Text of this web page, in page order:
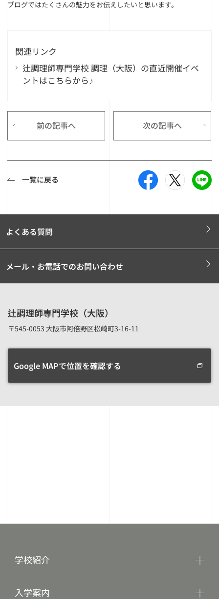
ブログではたくさんの魅力をお伝えしたいと思います。
関連リンク
辻調理師専門学校 調理（大阪）の直近開催イベ
ントはこちらから♪
前の記事へ 次の記事へ
一覧に戻る
よくある質問
メール・お電話でのお問い合わせ
辻調理師専門学校（大阪）
〒545-0053 大阪市阿倍野区松崎町3-16-11
Google MAPで位置を確認する
学校紹介
入学案内